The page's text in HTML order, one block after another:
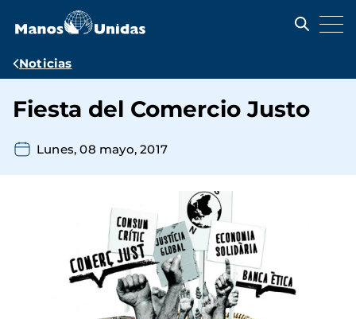
contenido
Ruta
navegación
Noticias
Fiesta del Comercio Justo
Lunes, 08 mayo, 2017